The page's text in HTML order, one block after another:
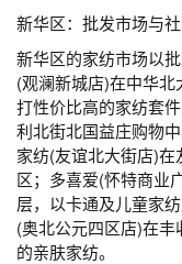
新华区：批发市场与
新华区的家纺市场以
(观澜新城店)在中华
打性价比高的家纺套
利北街北国益庄购物
家纺(友谊北大街店)
区；多喜爱(怀特商业
层，以卡通及儿童家
(奥北公元四区店)在
的亲肤家纺。